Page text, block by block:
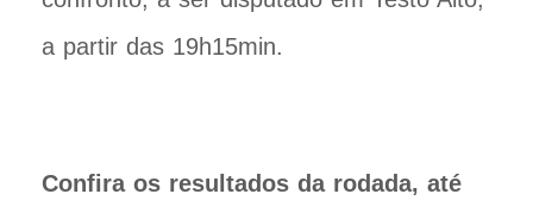
a partir das 19h15min.
Confira os resultados da rodada, até